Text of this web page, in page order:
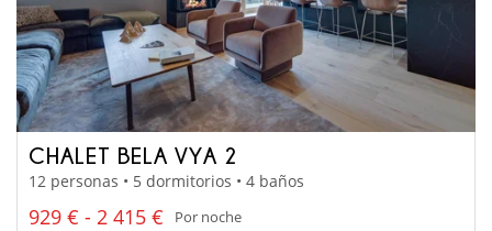
CHALET BELA VYA 2
12 personas • 5 dormitorios • 4 baños
929 € - 2 415 €
Por noche